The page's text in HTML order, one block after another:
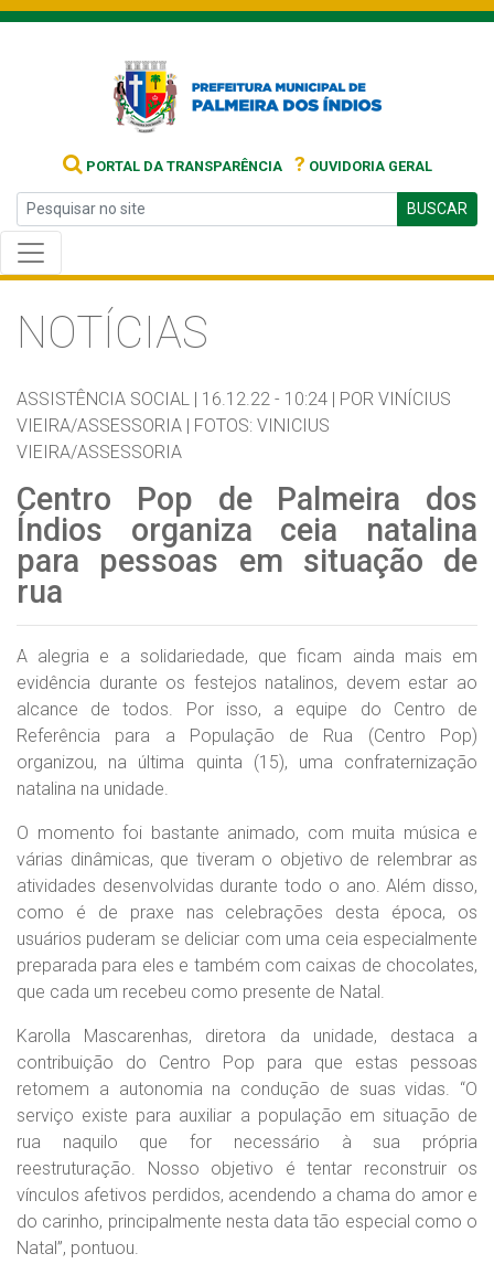
PORTAL DA TRANSPARÊNCIA ? OUVIDORIA GERAL
BUSCAR
NOTÍCIAS
ASSISTÊNCIA SOCIAL | 16.12.22 - 10:24 | POR VINÍCIUS
VIEIRA/ASSESSORIA | FOTOS: VINICIUS
VIEIRA/ASSESSORIA
Centro Pop de Palmeira dos
Índios organiza ceia natalina
para pessoas em situação de
rua
A alegria e a solidariedade, que ficam ainda mais em
evidência durante os festejos natalinos, devem estar ao
alcance de todos. Por isso, a equipe do Centro de
Referência para a População de Rua (Centro Pop)
organizou, na última quinta (15), uma confraternização
natalina na unidade.
O momento foi bastante animado, com muita música e
várias dinâmicas, que tiveram o objetivo de relembrar as
atividades desenvolvidas durante todo o ano. Além disso,
como é de praxe nas celebrações desta época, os
usuários puderam se deliciar com uma ceia especialmente
preparada para eles e também com caixas de chocolates,
que cada um recebeu como presente de Natal.
Karolla Mascarenhas, diretora da unidade, destaca a
contribuição do Centro Pop para que estas pessoas
retomem a autonomia na condução de suas vidas. “O
serviço existe para auxiliar a população em situação de
rua naquilo que for necessário à sua própria
reestruturação. Nosso objetivo é tentar reconstruir os
vínculos afetivos perdidos, acendendo a chama do amor e
do carinho, principalmente nesta data tão especial como o
Natal”, pontuou.